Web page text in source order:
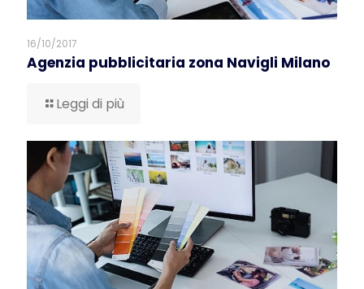
16/10/2017
Agenzia pubblicitaria zona Navigli Milano
Leggi di più